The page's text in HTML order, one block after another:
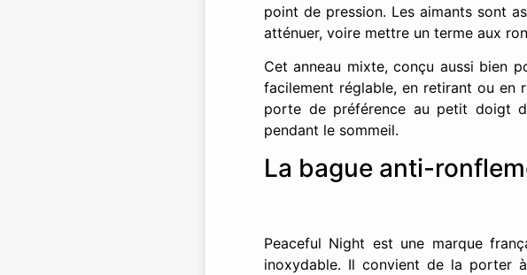
point de pression. Les aimants sont
atténuer, voire mettre un terme aux
Cet anneau mixte, conçu aussi bien
facilement réglable, en retirant ou en
porte de préférence au petit doigt
pendant le sommeil.
La bague anti-
Peaceful Night est une marque
inoxydable. Il convient de la porter